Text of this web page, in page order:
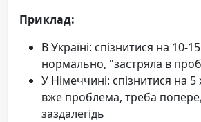
Приклад:
В Україні: спізнитися на 10-
нормально, "застряла в
У Німеччині: спізнитися на
вже проблема, треба
заздалегідь